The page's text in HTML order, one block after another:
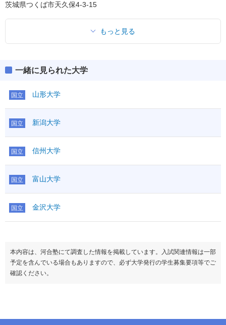
茨城県つくば市天久保4-3-15
もっと見る
一緒に見られた大学
国立 山形大学
国立 新潟大学
国立 信州大学
国立 富山大学
国立 金沢大学
本内容は、河合塾にて調査した情報を掲載しています。入試関連情報は一部
予定を含んでいる場合もありますので、必ず大学発行の学生募集要項等でご
確認ください。